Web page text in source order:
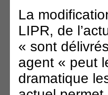
La
LIPR, de
« sont
agent « peut
dramatique